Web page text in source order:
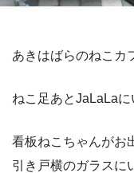
あきはばらのねこカ
ねこ足あとJaLaLaに
看板ねこちゃんがお
引き戸横のガラスに